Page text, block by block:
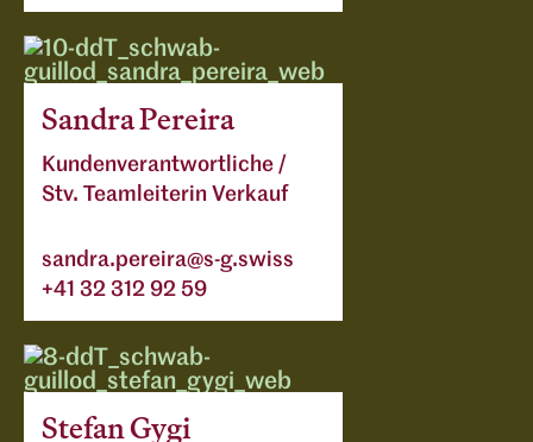
Sandra Pereira
Kundenverantwortliche /
Stv. Teamleiterin Verkauf
sandra.pereira@s-g.swiss
+41 32 312 92 59
Stefan Gygi